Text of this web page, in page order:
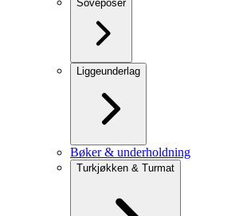
Soveposer
Liggeunderlag
Bøker & underholdning
Turkjøkken & Turmat